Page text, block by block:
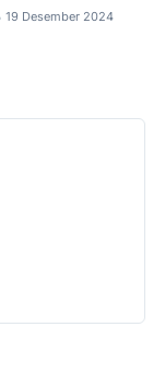
19 Desember 2024